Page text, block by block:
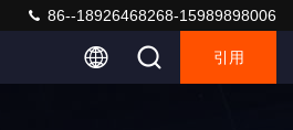
86--18926468268-15989898006
引用